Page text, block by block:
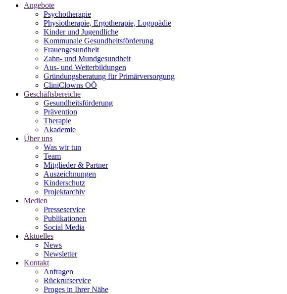
Angebote
Psychotherapie
Physiotherapie, Ergotherapie, Logopädie
Kinder und Jugendliche
Kommunale Gesundheitsförderung
Frauengesundheit
Zahn- und Mundgesundheit
Aus- und Weiterbildungen
Gründungsberatung für Primärversorgung
CliniClowns OÖ
Geschäftsbereiche
Gesundheitsförderung
Prävention
Therapie
Akademie
Über uns
Was wir tun
Team
Mitglieder & Partner
Auszeichnungen
Kinderschutz
Projektarchiv
Medien
Presseservice
Publikationen
Social Media
Aktuelles
News
Newsletter
Kontakt
Anfragen
Rückrufservice
Proges in Ihrer Nähe